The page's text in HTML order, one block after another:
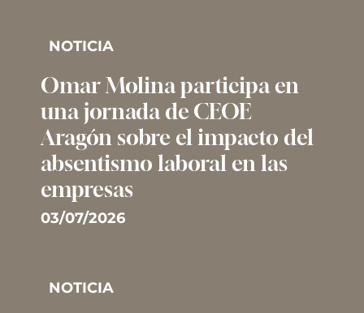
NOTICIA
Omar Molina participa en
una jornada de CEOE
Aragón sobre el impacto del
absentismo laboral en las
empresas
03/07/2026
NOTICIA